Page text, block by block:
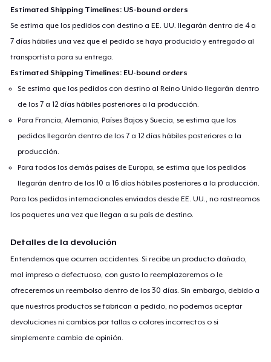
Estimated Shipping Timelines: US-bound orders
Se estima que los pedidos con destino a EE. UU. llegarán dentro de 4 a
7 días hábiles una vez que el pedido se haya producido y entregado al
transportista para su entrega.
Estimated Shipping Timelines: EU-bound orders
Se estima que los pedidos con destino al Reino Unido llegarán dentro
de los 7 a 12 días hábiles posteriores a la producción.
Para Francia, Alemania, Países Bajos y Suecia, se estima que los
pedidos llegarán dentro de los 7 a 12 días hábiles posteriores a la
producción.
Para todos los demás países de Europa, se estima que los pedidos
llegarán dentro de los 10 a 16 días hábiles posteriores a la producción.
Para los pedidos internacionales enviados desde EE. UU., no rastreamos
los paquetes una vez que llegan a su país de destino.
Detalles de la devolución
Entendemos que ocurren accidentes. Si recibe un producto dañado,
mal impreso o defectuoso, con gusto lo reemplazaremos o le
ofreceremos un reembolso dentro de los 30 días. Sin embargo, debido a
que nuestros productos se fabrican a pedido, no podemos aceptar
devoluciones ni cambios por tallas o colores incorrectos o si
simplemente cambia de opinión.